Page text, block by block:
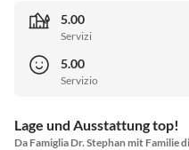
5.00
Servizi
5.00
Servizio
Lage und Ausstattung top!
Da Famiglia Dr. Stephan mit Familie